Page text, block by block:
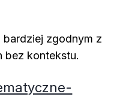
zgodnym z
bez kontekstu.